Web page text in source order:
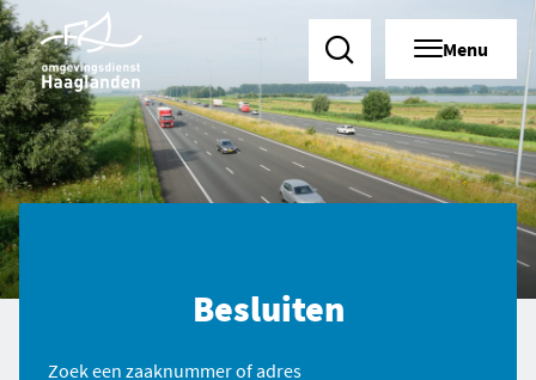
Zoeken Menu
Besluiten
Zoek een zaaknummer of adres